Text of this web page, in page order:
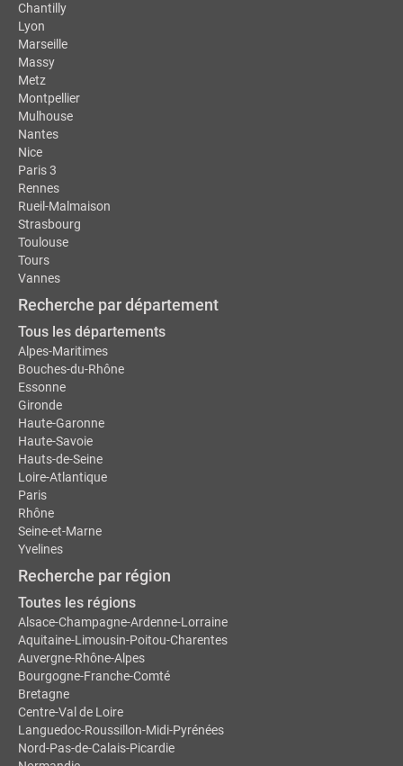
Chantilly
Lyon
Marseille
Massy
Metz
Montpellier
Mulhouse
Nantes
Nice
Paris 3
Rennes
Rueil-Malmaison
Strasbourg
Toulouse
Tours
Vannes
Recherche par département
Tous les départements
Alpes-Maritimes
Bouches-du-Rhône
Essonne
Gironde
Haute-Garonne
Haute-Savoie
Hauts-de-Seine
Loire-Atlantique
Paris
Rhône
Seine-et-Marne
Yvelines
Recherche par région
Toutes les régions
Alsace-Champagne-Ardenne-Lorraine
Aquitaine-Limousin-Poitou-Charentes
Auvergne-Rhône-Alpes
Bourgogne-Franche-Comté
Bretagne
Centre-Val de Loire
Languedoc-Roussillon-Midi-Pyrénées
Nord-Pas-de-Calais-Picardie